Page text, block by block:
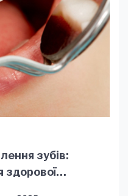
зубів:
здорової